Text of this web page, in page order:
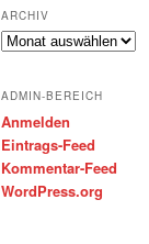
ARCHIV
Archiv
ADMIN-BEREICH
Anmelden
Eintrags-Feed
Kommentar-Feed
WordPress.org